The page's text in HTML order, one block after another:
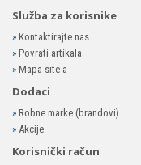
Služba za korisnike
» Kontaktirajte nas
» Povrati artikala
» Mapa site-a
Dodaci
» Robne marke (brandovi)
» Akcije
Korisnički račun